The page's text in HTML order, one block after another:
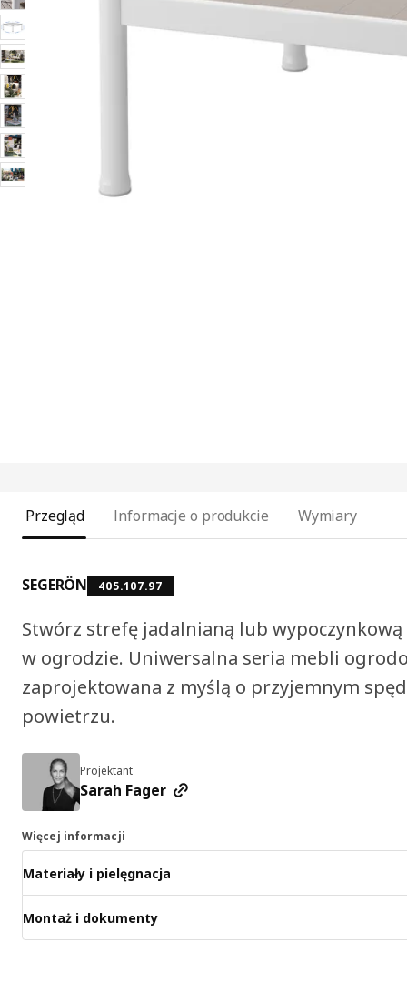
Przegląd Informacje o produkcie Wymiary
SEGERÖN 405.107.97
Stwórz strefę jadalnianą lub
w ogrodzie. Uniwersalna seria mebli
zaprojektowana z myślą o przyjemnym
powietrzu.
Projektant
Sarah Fager
Więcej informacji
Materiały i pielęgnacja
Montaż i dokumenty